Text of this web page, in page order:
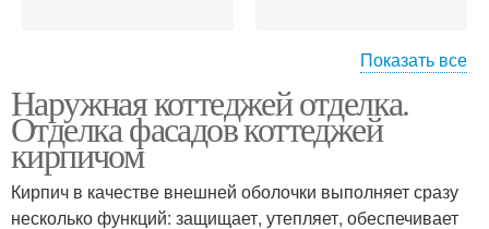
Деревянные панели
Показать все
Наружная коттеджей отделка.
Отделка фасадов коттеджей
кирпичом
Кирпич в качестве внешней оболочки выполняет сразу
несколько функций: защищает, утепляет, обеспечивает